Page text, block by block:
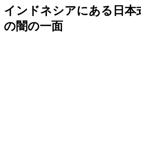
インドネシアにある日本
の闇の一面